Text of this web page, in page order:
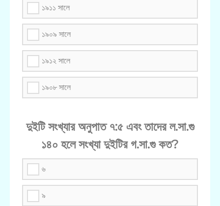
১৯১১ সালে
১৯০৯ সালে
১৯১২ সালে
১৯০৮ সালে
দুইটি সংখ্যার অনুপাত ৭:৫ এবং তাদের ল.সা.গু
১৪০ হলে সংখ্যা দুইটির গ.সা.গু কত?
৬
৯